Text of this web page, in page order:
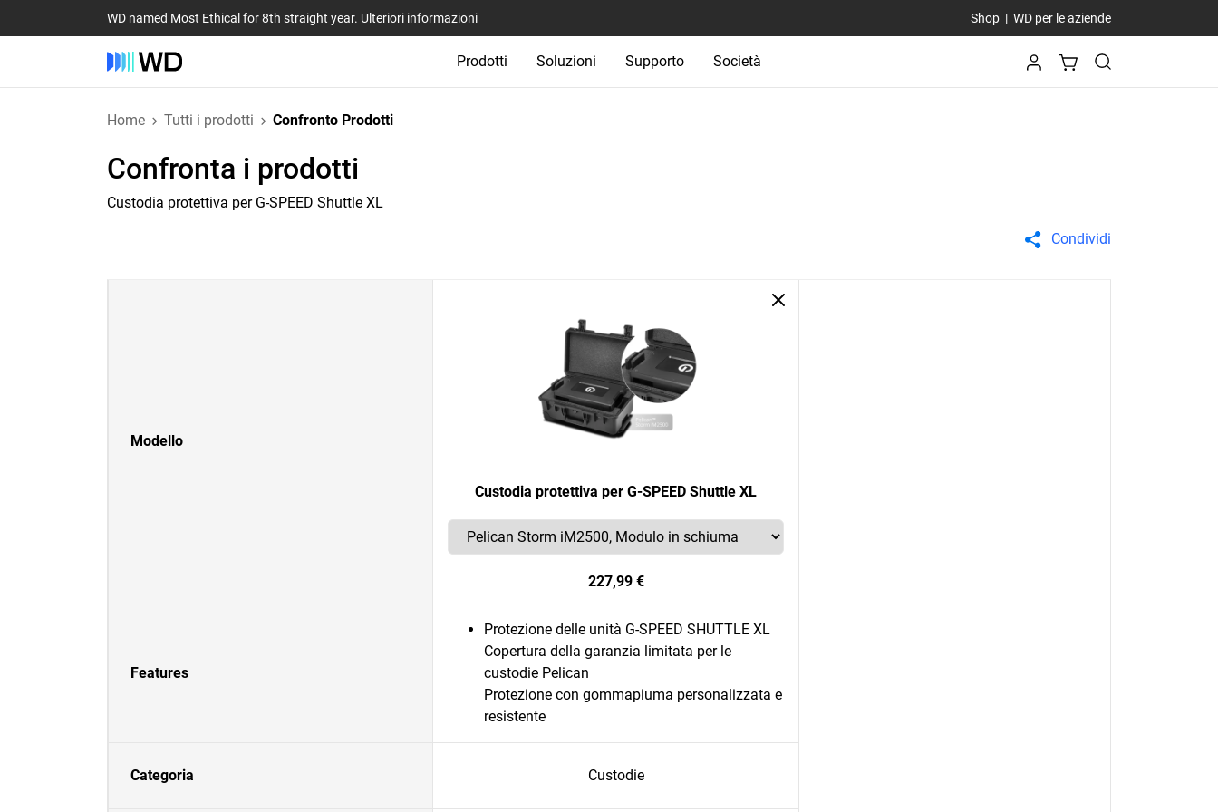
WD named Most Ethical for 8th straight year. Ulteriori informazioni Shop| WD per le aziende
Prodotti Soluzioni Supporto Società
Home Tutti i prodotti Confronto Prodotti
Confronta i prodotti
Custodia protettiva per G-SPEED Shuttle XL
Condividi
Modello
Custodia protettiva per G-SPEED Shuttle XL
227,99 €
Features
Protezione delle unità G-SPEED SHUTTLE XL
Copertura della garanzia limitata per le
custodie Pelican
Protezione con gommapiuma personalizzata e
resistente
Categoria Custodie